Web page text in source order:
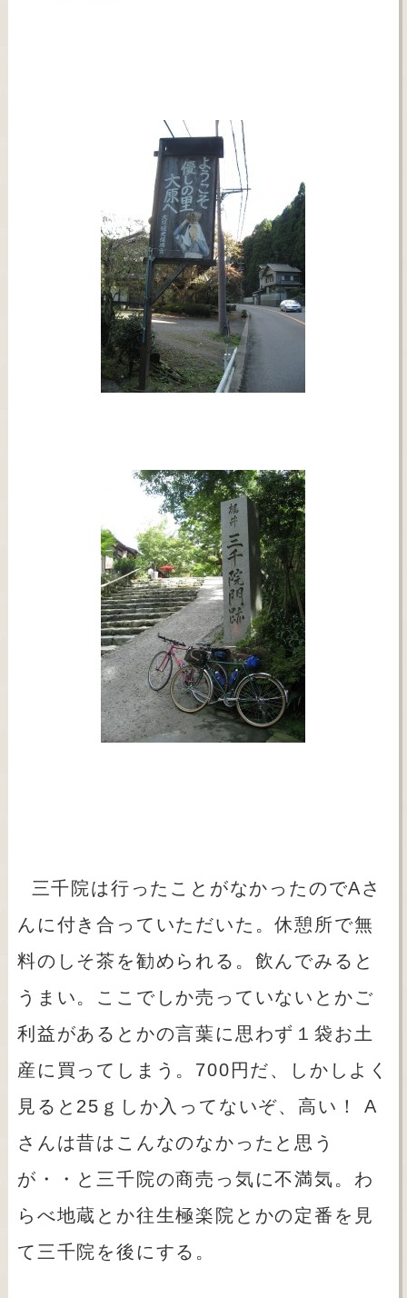
三千院は行ったことがなかったのでAさ
んに付き合っていただいた。休憩所で無
料のしそ茶を勧められる。飲んでみると
うまい。ここでしか売っていないとかご
利益があるとかの言葉に思わず１袋お土
産に買ってしまう。700円だ、しかしよく
見ると25ｇしか入ってないぞ、高い！ A
さんは昔はこんなのなかったと思う
が・・と三千院の商売っ気に不満気。わ
らべ地蔵とか往生極楽院とかの定番を見
て三千院を後にする。